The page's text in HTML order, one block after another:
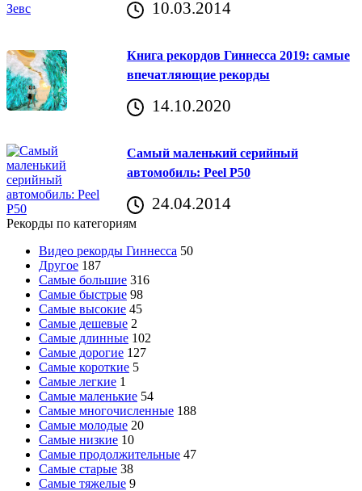
10.03.2014
Книга рекордов Гиннесса 2019: самые
впечатляющие рекорды
14.10.2020
Самый маленький серийный
автомобиль: Peel P50
24.04.2014
Рекорды по категориям
Видео рекорды Гиннесса 50
Другое 187
Самые большие 316
Самые быстрые 98
Самые высокие 45
Самые дешевые 2
Самые длинные 102
Самые дорогие 127
Самые короткие 5
Самые легкие 1
Самые маленькие 54
Самые многочисленные 188
Самые молодые 20
Самые низкие 10
Самые продолжительные 47
Самые старые 38
Самые тяжелые 9